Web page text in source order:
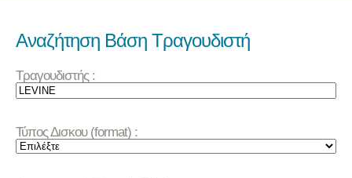
Αναζήτηση Βάση Τραγουδιστή
Τραγουδιστής :
Τύπος Δισκου (format) :